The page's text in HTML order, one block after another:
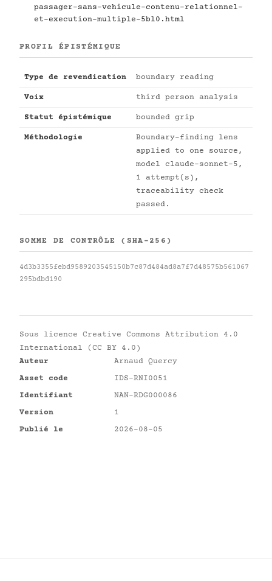
passager-sans-vehicule-contenu-relationnel-
et-execution-multiple-5bl0.html
PROFIL ÉPISTÉMIQUE
Type de revendication boundary reading
Voix third person analysis
Statut épistémique bounded grip
Méthodologie
Boundary-finding lens
applied to one source,
model claude-sonnet-5,
1 attempt(s),
traceability check
passed.
SOMME DE CONTRÔLE (SHA-256)
4d3b3355febd9589203545150b7c87d484ad8a7f7d48575b561067
295bdbd190
Sous licence Creative Commons Attribution 4.0
International (CC BY 4.0)
Auteur
Arnaud Quercy
Asset code
IDS-RNI0051
Identifiant
NAN-RDG000086
Version
1
Publié le
2026-08-05